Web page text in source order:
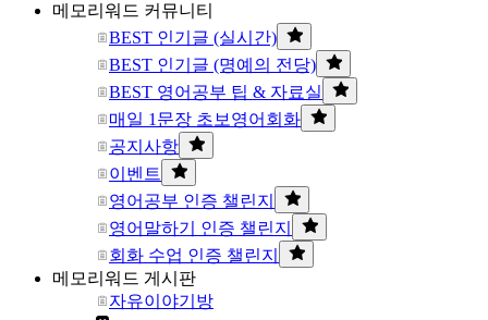
메모리워드 커뮤니티
BEST 인기글 (실시간)
BEST 인기글 (명예의 전당)
BEST 영어공부 팁 & 자료실
매일 1문장 초보영어회화
공지사항
이벤트
영어공부 인증 챌린지
영어말하기 인증 챌린지
회화 수업 인증 챌린지
메모리워드 게시판
자유이야기방